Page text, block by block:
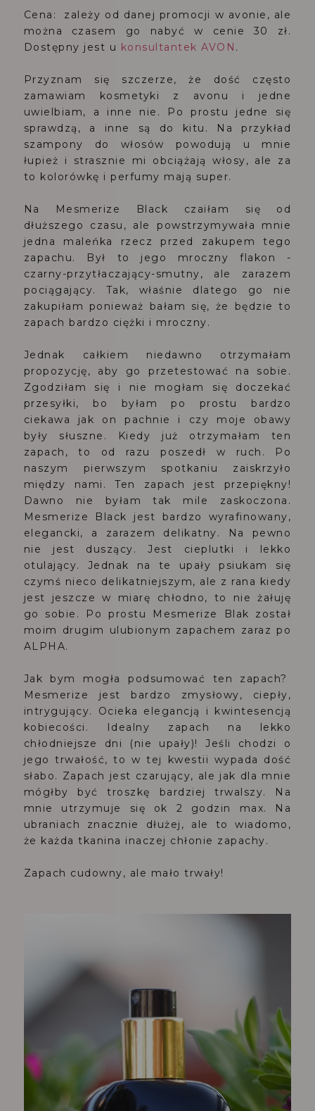
Cena: zależy od danej promocji w avonie, ale
można czasem go nabyć w cenie 30 zł.
Dostępny jest u konsultantek AVON .
Przyznam się szczerze, że dość często
zamawiam kosmetyki z avonu i jedne
uwielbiam, a inne nie. Po prostu jedne się
sprawdzą, a inne są do kitu. Na przykład
szampony do włosów powodują u mnie
łupież i strasznie mi obciążają włosy, ale za
to kolorówkę i perfumy mają super.
Na Mesmerize Black czaiłam się od
dłuższego czasu, ale powstrzymywała mnie
jedna maleńka rzecz przed zakupem tego
zapachu. Był to jego mroczny flakon -
czarny-przytłaczający-smutny, ale zarazem
pociągający. Tak, właśnie dlatego go nie
zakupiłam ponieważ bałam się, że będzie to
zapach bardzo ciężki i mroczny.
Jednak całkiem niedawno otrzymałam
propozycję, aby go przetestować na sobie.
Zgodziłam się i nie mogłam się doczekać
przesyłki, bo byłam po prostu bardzo
ciekawa jak on pachnie i czy moje obawy
były słuszne. Kiedy już otrzymałam ten
zapach, to od razu poszedł w ruch. Po
naszym pierwszym spotkaniu zaiskrzyło
między nami. Ten zapach jest przepiękny!
Dawno nie byłam tak mile zaskoczona.
Mesmerize Black jest bardzo wyrafinowany,
elegancki, a zarazem delikatny. Na pewno
nie jest duszący. Jest cieplutki i lekko
otulający. Jednak na te upały psiukam się
czymś nieco delikatniejszym, ale z rana kiedy
jest jeszcze w miarę chłodno, to nie żałuję
go sobie. Po prostu Mesmerize Blak został
moim drugim ulubionym zapachem zaraz po
ALPHA.
Jak bym mogła podsumować ten zapach?
Mesmerize jest bardzo zmysłowy, ciepły,
intrygujący. Ocieka elegancją i kwintesencją
kobiecości. Idealny zapach na lekko
chłodniejsze dni (nie upały)! Jeśli chodzi o
jego trwałość, to w tej kwestii wypada dość
słabo. Zapach jest czarujący, ale jak dla mnie
mógłby być troszkę bardziej trwalszy. Na
mnie utrzymuje się ok 2 godzin max. Na
ubraniach znacznie dłużej, ale to wiadomo,
że każda tkanina inaczej chłonie zapachy.
Zapach cudowny, ale mało trwały!